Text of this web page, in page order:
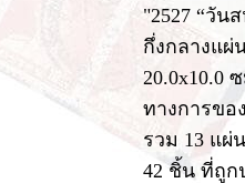
"2527 “วัน
กึ่งกลางแผ่
20.0x10.0
ทางการขอ
รวม 13 แผ่
42 ชิ้น ที่ถูก